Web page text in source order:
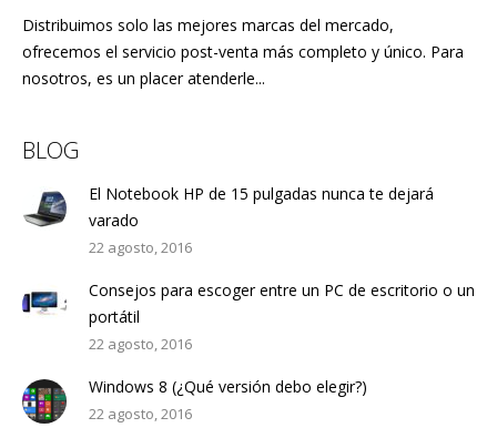
Distribuimos solo las mejores marcas del mercado,
ofrecemos el servicio post-venta más completo y único. Para
nosotros, es un placer atenderle...
BLOG
El Notebook HP de 15 pulgadas nunca te dejará
varado
22 agosto, 2016
Consejos para escoger entre un PC de escritorio o un
portátil
22 agosto, 2016
Windows 8 (¿Qué versión debo elegir?)
22 agosto, 2016